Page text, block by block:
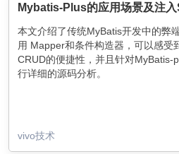
Mybatis-Plus的应用场景及注
本文介绍了传统MyBatis开发中的弊
用 Mapper和条件构造器，可以感受
CRUD的便捷性，并且针对MyBatis-
行详细的源码分析。
vivo技术